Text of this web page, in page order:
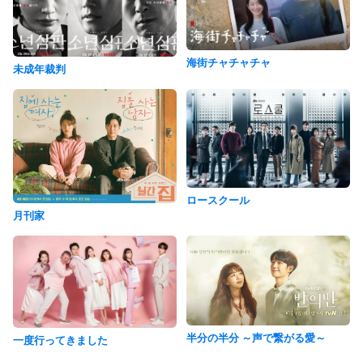
未成年裁判
海街チャチャチャ
月刊家
ロースクール
一度行ってきました 半分の半分 ～声で繋がる愛～